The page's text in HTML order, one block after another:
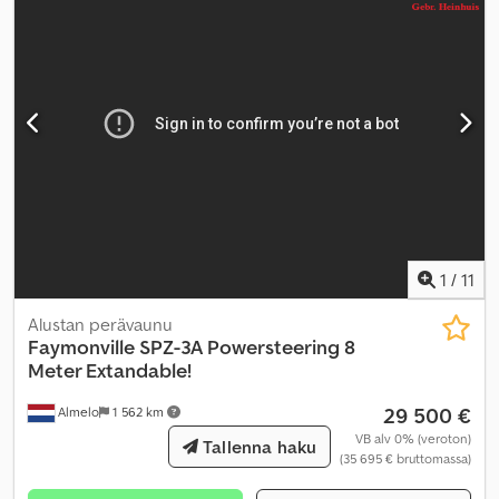
1 / 11
Almelo 1 562 km
Alustan perävaunu
Faymonville SPZ-3A Powersteering 8
Meter Extandable!
29 500 €
VB alv 0% (veroton)
(35 695 € bruttomassa)
Tallenna haku